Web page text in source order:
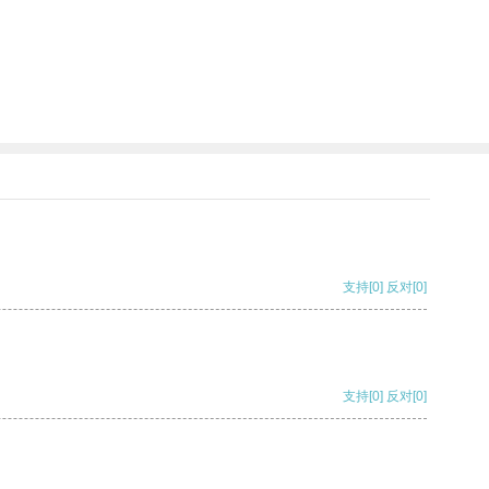
支持[0] 反对[0]
支持[0] 反对[0]